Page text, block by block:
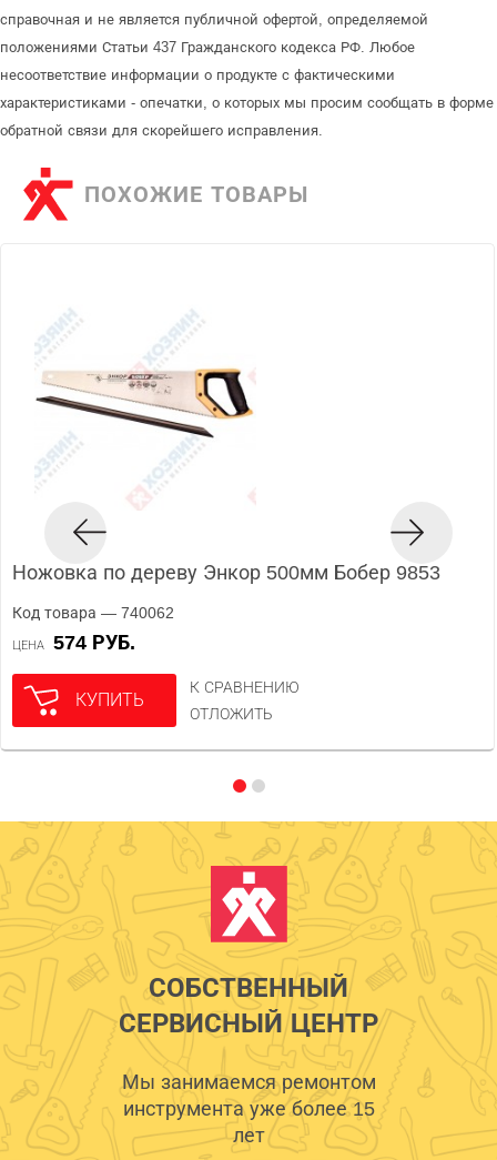
справочная и не является публичной офертой, определяемой
положениями Статьи 437 Гражданского кодекса РФ. Любое
несоответствие информации о продукте с фактическими
характеристиками - опечатки, о которых мы просим сообщать в форме
обратной связи для скорейшего исправления.
ПОХОЖИЕ ТОВАРЫ
Ножовка по дереву Энкор 500мм Бобер 9853
Код товара — 740062
ЦЕНА 574 РУБ.
КУПИТЬ
К СРАВНЕНИЮ
ОТЛОЖИТЬ
СОБСТВЕННЫЙ
СЕРВИСНЫЙ ЦЕНТР
Мы занимаемся ремонтом
инструмента уже более 15
лет